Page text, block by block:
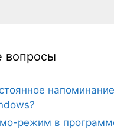
вопросы
режим в